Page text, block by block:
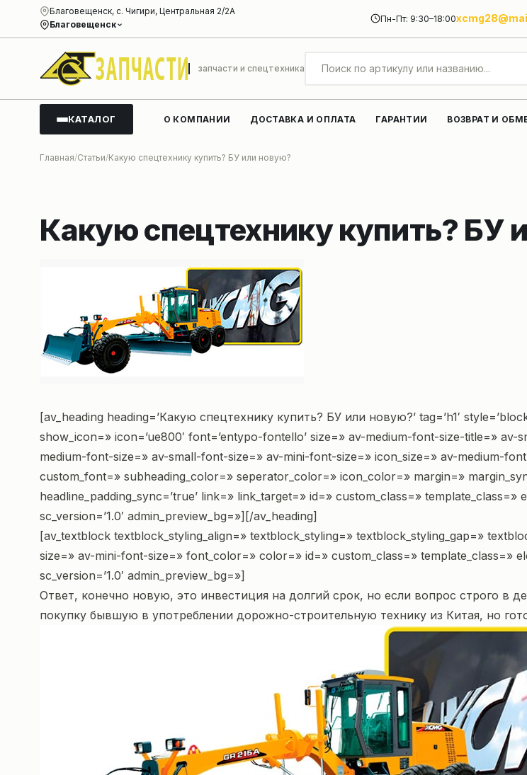
Благовещенск
Благовещенск, с. Чигири, Центральная 2/2А
Пн-Пт: 9:30–18:00
запчасти и спецтехника
КАТАЛОГ О КОМПАНИИ ДОСТАВКА И ОПЛАТА ГАРАНТИИ ВОЗВРАТ И
Главная Статьи Какую спецтехнику купить? БУ или новую?
Какую спецтехнику купить? БУ
[av_heading heading=’Какую спецтехнику купить? БУ или новую?’ tag=’h1′
show_icon=» icon=’ue800′ font=’entypo-fontello’ size=» av-medium-font-size-title=»
medium-font-size=» av-small-font-size=» av-mini-font-size=» icon_size=» av-medium-
custom_font=» subheading_color=» seperator_color=» icon_color=» margin=»
headline_padding_sync=’true’ link=» link_target=» id=» custom_class=» template_class=»
sc_version=’1.0′ admin_preview_bg=»][/av_heading]
[av_textblock textblock_styling_align=» textblock_styling=» textblock_styling_gap=»
size=» av-mini-font-size=» font_color=» color=» id=» custom_class=» template_class=»
sc_version=’1.0′ admin_preview_bg=»]
Ответ, конечно новую, это инвестиция на долгий срок, но если вопрос строго в
покупку бывшую в употреблении дорожно-строительную технику из Китая, но